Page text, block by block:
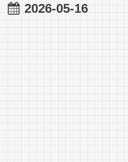
2026-05-16